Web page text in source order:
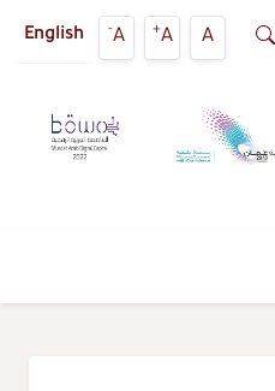
A
A
+
A
-
English